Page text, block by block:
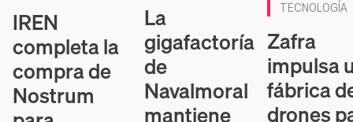
IREN
completa la
compra de
Nostrum
La
gigafactoría
de
Navalmoral
mantiene
TECNOLOGÍA
Zafra
impulsa
fábrica
drones